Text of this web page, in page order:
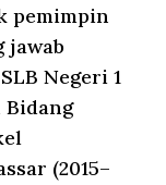
pemimpin
jawab
Negeri 1
Bidang
(2015–